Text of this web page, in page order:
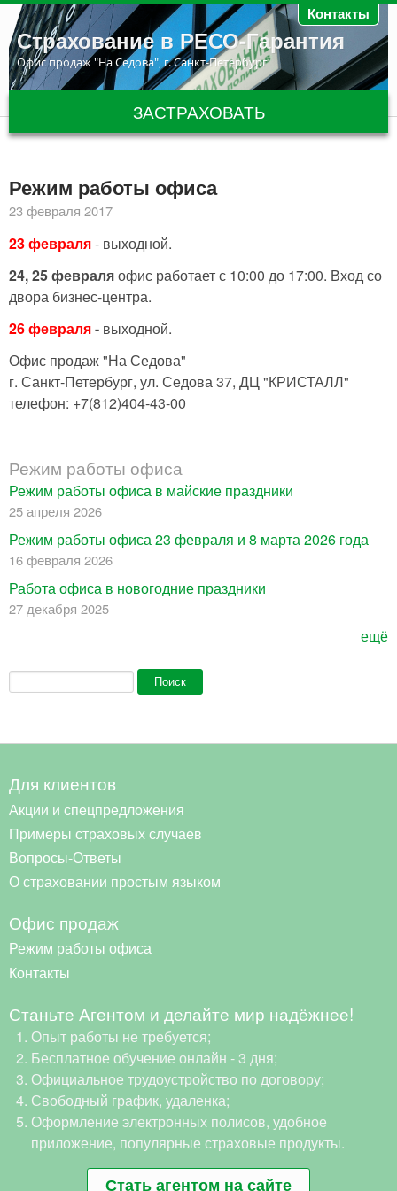
Перейти к основному содержанию Контакты
Страхование в РЕСО-Гарантия
Офис продаж "На Седова", г. Санкт-Петербург
ЗАСТРАХОВАТЬ
Режим работы офиса
23 февраля 2017
23 февраля- выходной.
24, 25 февраляофис работает с 10:00 до 17:00. Вход со
двора бизнес-центра.
26 февраля- выходной.
Офис продаж "На Седова"
г. Санкт-Петербург, ул. Седова 37, ДЦ "КРИСТАЛЛ"
телефон: +7(812)404-43-00
Режим работы офиса
Режим работы офиса в майские праздники
25 апреля 2026
Режим работы офиса 23 февраля и 8 марта 2026 года
16 февраля 2026
Работа офиса в новогодние праздники
27 декабря 2025
ещё
Форма поиска
Поиск
Для клиентов
Акции и спецпредложения
Примеры страховых случаев
Вопросы-Ответы
О страховании простым языком
Офис продаж
Режим работы офиса
Контакты
Станьте Агентом и делайте мир надёжнее!
Опыт работы не требуется;
Бесплатное обучение онлайн - 3 дня;
Официальное трудоустройство по договору;
Свободный график, удаленка;
Оформление электронных полисов, удобное
приложение, популярные страховые продукты.
Стать агентом на сайте